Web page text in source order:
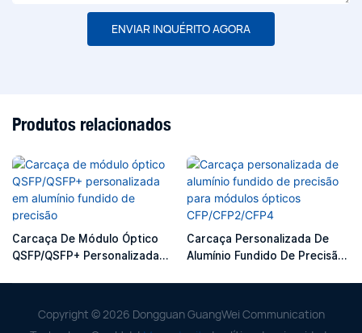
ENVIAR INQUÉRITO AGORA
Produtos relacionados
Carcaça De Módulo Óptico
QSFP/QSFP+ Personalizada
Carcaça Personalizada De
Alumínio Fundido De Precisão
Copyright © 2026 Dongguan GuangWei Communication